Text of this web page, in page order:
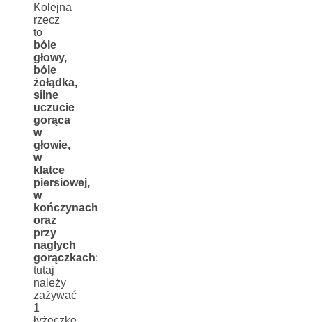
Kolejna
rzecz
to
bóle
głowy,
bóle
żołądka,
silne
uczucie
gorąca
w
głowie,
w
klatce
piersiowej,
w
kończynach
oraz
przy
nagłych
gorączkach:
tutaj
należy
zażywać
1